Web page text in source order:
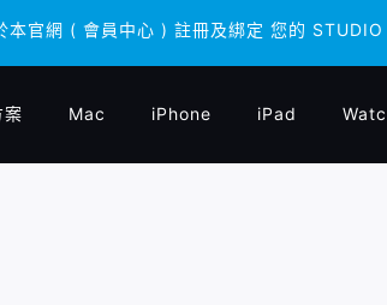
官網 ( 會員中心 ) 註冊及綁定 您的
官網 ( 會員中心 ) 註冊及綁定 您的
案 Mac iPhone iPad